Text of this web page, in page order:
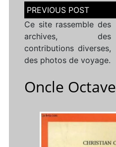
Navigation
de
l’article
Ce site rassemble des
archives, des
contributions diverses,
des photos de voyage.
Oncle Octave